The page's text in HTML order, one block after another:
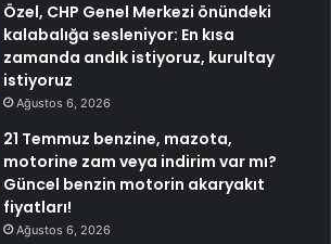
Özel, CHP Genel Merkezi önündeki
kalabalığa sesleniyor: En kısa
zamanda andık istiyoruz, kurultay
istiyoruz
Ağustos 6, 2026
21 Temmuz benzine, mazota,
motorine zam veya indirim var mı?
Güncel benzin motorin akaryakıt
fiyatları!
Ağustos 6, 2026